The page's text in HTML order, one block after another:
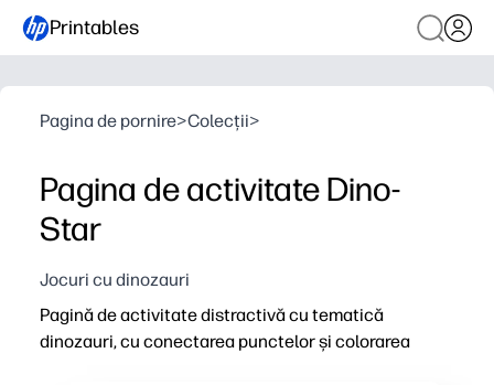
Printables
Pagina de pornire>Colecții>
Pagina de activitate Dino-
Star
Jocuri cu dinozauri
Pagină de activitate distractivă cu tematică
dinozauri, cu conectarea punctelor și colorarea